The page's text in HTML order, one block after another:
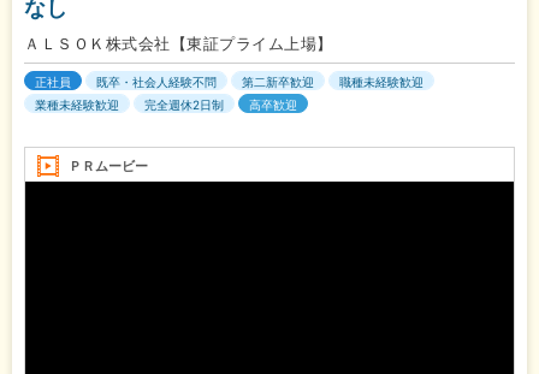
なし
ＡＬＳＯＫ株式会社【東証プライム上場】
正社員 既卒・社会人経験不問 第二新卒歓迎
職種未経験歓迎
業種未経験歓迎
完全週休2日制 高卒歓迎
ＰＲムービー